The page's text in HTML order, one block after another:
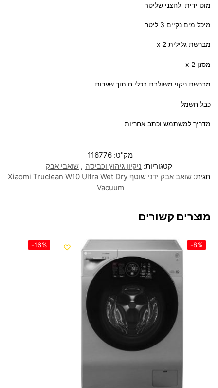
מוט ידית ולחצני שליטה
מיכל מים נקיים 3 ליטר
מברשת גלילית 2 x
מסנן 2 x
מברשת ניקוי משולבת בכלי חיתוך שערות
כבל חשמל
מדריך למשתמש וכתב אחריות
מק"ט: 116776
קטגוריות: ניקיון גיהוץ וכביסה , שואבי אבק
תגית:
שואב אבק ידני שוטף Xiaomi Truclean W10 Ultra Wet Dry
Vacuum
מוצרים קשורים
-8%
-16%